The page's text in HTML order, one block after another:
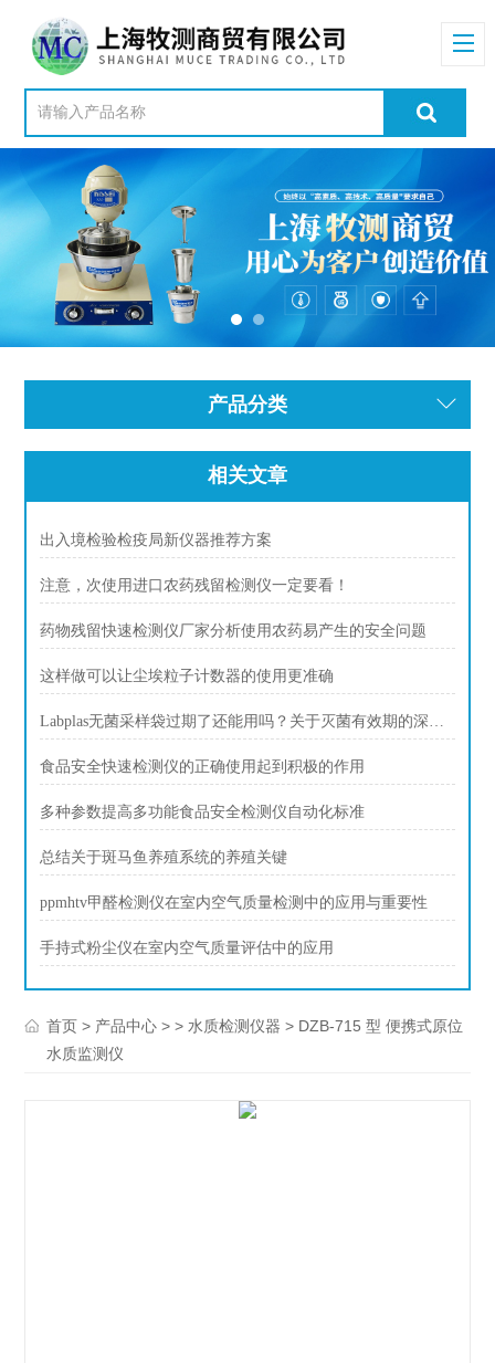
产品分类
相关文章
出入境检验检疫局新仪器推荐方案
注意，次使用进口农药残留检测仪一定要看！
药物残留快速检测仪厂家分析使用农药易产生的安全问题
这样做可以让尘埃粒子计数器的使用更准确
Labplas无菌采样袋过期了还能用吗？关于灭菌有效期的深度解答
食品安全快速检测仪的正确使用起到积极的作用
多种参数提高多功能食品安全检测仪自动化标准
总结关于斑马鱼养殖系统的养殖关键
ppmhtv甲醛检测仪在室内空气质量检测中的应用与重要性
手持式粉尘仪在室内空气质量评估中的应用
首页 > 产品中心 > > 水质检测仪器 > DZB-715 型 便携式原位
水质监测仪